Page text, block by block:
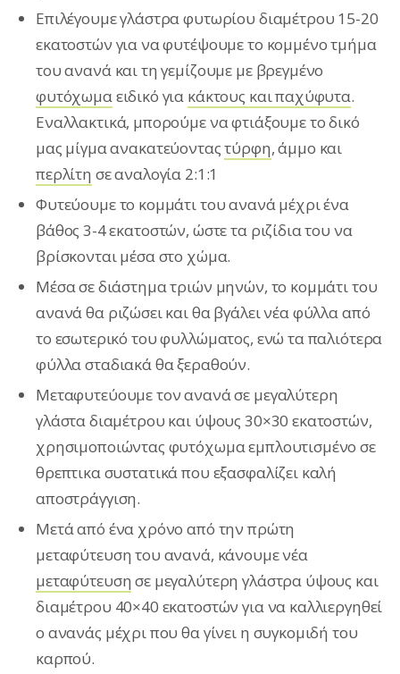
Επιλέγουμε γλάστρα φυτωρίου διαμέτρου 15-20
εκατοστών για να φυτέψουμε το κομμένο τμήμα
του ανανά και τη γεμίζουμε με βρεγμένο
φυτόχωμαειδικό για κάκτους και παχύφυτα.
Εναλλακτικά, μπορούμε να φτιάξουμε το δικό
μας μίγμα ανακατεύονταςτύρφη, άμμο και
περλίτη σε αναλογία 2:1:1
Φυτεύουμε το κομμάτι του ανανά μέχρι ένα
βάθος 3-4 εκατοστών, ώστε τα ριζίδια του να
βρίσκονται μέσα στο χώμα.
Μέσα σε διάστημα τριών μηνών, το κομμάτι του
ανανά θα ριζώσει και θα βγάλει νέα φύλλα από
το εσωτερικό του φυλλώματος, ενώ τα παλιότερα
φύλλα σταδιακά θα ξεραθούν.
Μεταφυτεύουμε τον ανανά σε μεγαλύτερη
γλάστα διαμέτρου και ύψους 30×30 εκατοστών,
χρησιμοποιώντας φυτόχωμα εμπλουτισμένο σε
θρεπτικα συστατικά που εξασφαλίζει καλή
αποστράγγιση.
Μετά από ένα χρόνο από την πρώτη
μεταφύτευση του ανανά, κάνουμε νέα
μεταφύτευση σε μεγαλύτερη γλάστρα ύψους και
διαμέτρου 40×40 εκατοστών για να καλλιεργηθεί
ο ανανάς μέχρι που θα γίνει η συγκομιδή του
καρπού.